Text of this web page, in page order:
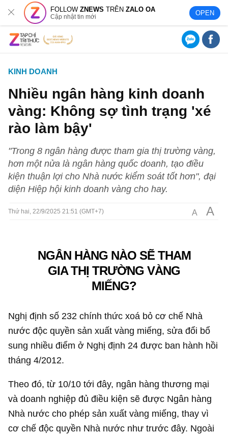
FOLLOWZNEWS TRÊNZALO OA
Cập nhật tin mới OPEN
KINH DOANH
Nhiều ngân hàng kinh doanh
vàng: Không sợ tình trạng 'xé
rào làm bậy'
"Trong 8 ngân hàng được tham gia thị trường vàng,
hơn một nửa là ngân hàng quốc doanh, tạo điều
kiện thuận lợi cho Nhà nước kiểm soát tốt hơn", đại
diện Hiệp hội kinh doanh vàng cho hay.
Thứ hai, 22/9/2025 21:51 (GMT+7) A A
NGÂN HÀNG NÀO SẼ THAM
GIA THỊ TRƯỜNG VÀNG
MIẾNG?
Nghị định số 232 chính thức xoá bỏ cơ chế Nhà
nước độc quyền sản xuất vàng miếng, sửa đổi bổ
sung nhiều điểm ở Nghị định 24 được ban hành hồi
tháng 4/2012.
Theo đó, từ 10/10 tới đây, ngân hàng thương mại
và doanh nghiệp đủ điều kiện sẽ được Ngân hàng
Nhà nước cho phép sản xuất vàng miếng, thay vì
cơ chế độc quyền Nhà nước như trước đây. Ngoài